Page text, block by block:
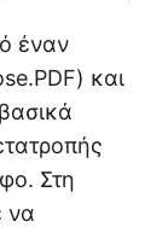
έναν
και
Στη
να